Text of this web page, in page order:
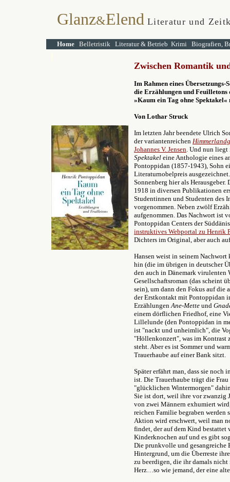
Glanz&Elend Literatur und
Home Belletristik Literatur & Betrieb Krimi Biografien,
Zwischen Romantik
Im Rahmen eines
die Erzählungen und Feuilletons
»Kaum ein Tag ohne Spektakel«
Von Lothar Struck
Im letzten Jahr beendete Ulrich
der variantenreichen
Johannes V. Jensen. Und nun
Spektakel eine Anthologie eines
Pontoppidan (1857-1943), Sohn
Literaturnobelpreis
Sonnenberg hier als
1918 in diversen Publikationen
Studentinnen und Studenten des
vorgenommen. Neben zwölf
aufgenommen. Das Nachwort ist
Pontoppidan Centers der
instruktives Webportal zu Henrik
Dichters im Original, aber auch
Hansen weist in seinem
hin (die im übrigen in deutscher
den auch in Dänemark virulenten
Gesellschaftsroman (das scheint
sein), um dann den Fokus auf die
der Erstkontakt mit Pontoppidan
ErzählungenAne-Mette und
einem dörflichen Friedhof, eine
Lillelunde (den Pontoppidan in
ist "nackt und unheimlich", die
"Höllenkonzert", was im Kontrast
steht. Aber es ist Sommer und
Trauerhaube auf einer Bank sitzt.
Später erfährt man, dass sie
ist. Die Trauerhaube trägt die
"glücklichen Wintermorgen"
Sie ist dort, weil ihre vor zwanzig
von zwei Männern exhumiert
reichen Familie begraben werden
Aktion wird erschwert, weil man
findet, der auf dem Kind bestattet
Kinderknochen auf und es gibt
Die prunkvolle und gesangreiche
Hintergrund, um die Überreste
zu beerdigen, die ihr damals
Herz…so wie jemand, der eine